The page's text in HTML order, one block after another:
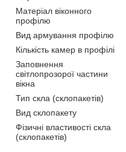
Матеріал віконного
профілю
Вид армування профілю
Кількість камер в профілі
Заповнення
світлопрозорої частини
вікна
Тип скла (склопакетів)
Вид склопакету
Фізичні властивості скла
(склопакетів)